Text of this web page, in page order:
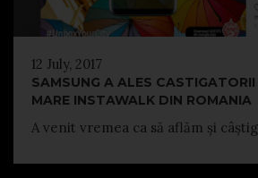
12 July, 2017
SAMSUNG A ALES
MARE INSTAWALK DIN ROMANIA
A venit vremea ca să aflăm și